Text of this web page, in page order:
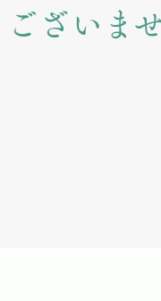
ございま